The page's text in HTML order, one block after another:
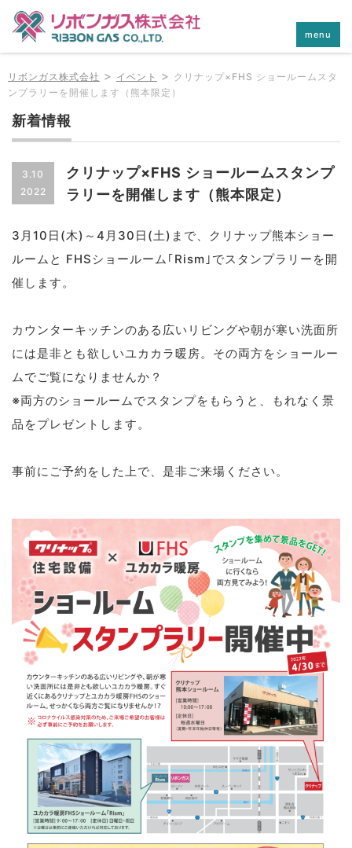
menu
リボンガス株式会社 > イベント > クリナップ×FHS ショールームスタ
ンプラリーを開催します（熊本限定）
新着情報
3.10
2022
クリナップ×FHS ショールームスタンプ
ラリーを開催します（熊本限定）
3月10日(木)～4月30日(土)まで、クリナップ熊本ショー
ルームと FHSショールーム｢Rism｣でスタンプラリーを開
催します。
カウンターキッチンのある広いリビングや朝が寒い洗面所
には是非とも欲しいユカカラ暖房。その両方をショールー
ムでご覧になりませんか？
※両方のショールームでスタンプをもらうと、もれなく景
品をプレゼントします。
事前にご予約をした上で、是非ご来場ください。